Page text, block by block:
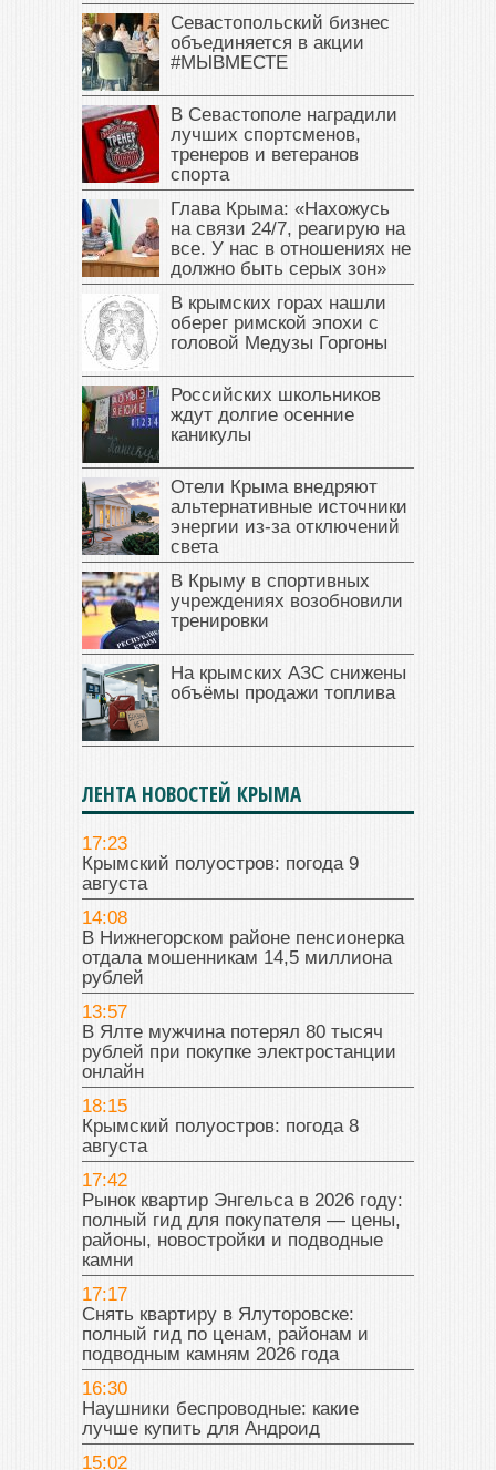
Севастопольский бизнес
объединяется в акции
#МЫВМЕСТЕ
В Севастополе наградили
лучших спортсменов,
тренеров и ветеранов
спорта
Глава Крыма: «Нахожусь
на связи 24/7, реагирую на
все. У нас в отношениях не
должно быть серых зон»
В крымских горах нашли
оберег римской эпохи с
головой Медузы Горгоны
Российских школьников
ждут долгие осенние
каникулы
Отели Крыма внедряют
альтернативные источники
энергии из-за отключений
света
В Крыму в спортивных
учреждениях возобновили
тренировки
На крымских АЗС снижены
объёмы продажи топлива
ЛЕНТА НОВОСТЕЙ КРЫМА
17:23
Крымский полуостров: погода 9
августа
14:08
В Нижнегорском районе пенсионерка
отдала мошенникам 14,5 миллиона
рублей
13:57
В Ялте мужчина потерял 80 тысяч
рублей при покупке электростанции
онлайн
18:15
Крымский полуостров: погода 8
августа
17:42
Рынок квартир Энгельса в 2026 году:
полный гид для покупателя — цены,
районы, новостройки и подводные
камни
17:17
Снять квартиру в Ялуторовске:
полный гид по ценам, районам и
подводным камням 2026 года
16:30
Наушники беспроводные: какие
лучше купить для Андроид
15:02